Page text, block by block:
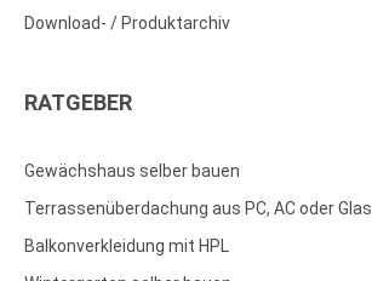
Download- / Produktarchiv
RATGEBER
Gewächshaus selber bauen
Terrassenüberdachung aus PC, AC oder Glas
Balkonverkleidung mit HPL